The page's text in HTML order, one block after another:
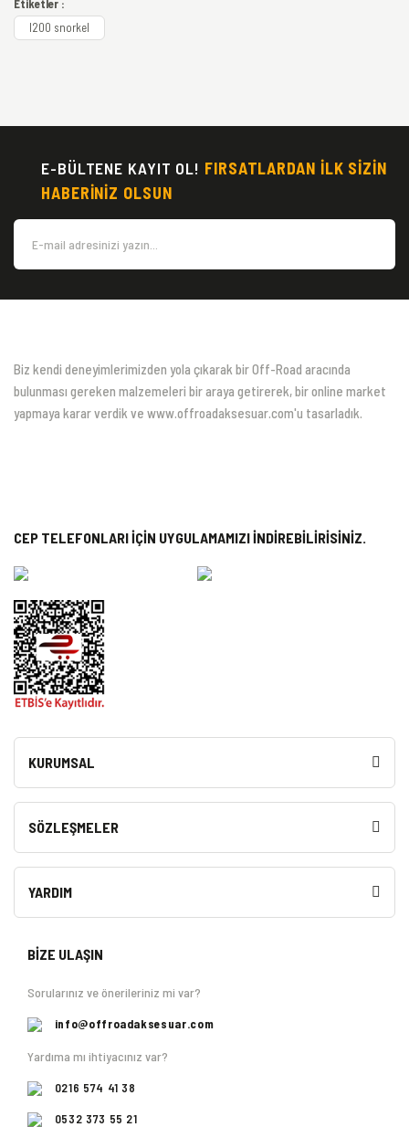
Etiketler :
l200 snorkel
E-BÜLTENE KAYIT OL! FIRSATLARDAN İLK SİZİN
HABERİNİZ OLSUN
Biz kendi deneyimlerimizden yola çıkarak bir Off-Road aracında
bulunması gereken malzemeleri bir araya getirerek, bir online market
yapmaya karar verdik ve www.offroadaksesuar.com'u tasarladık.
CEP TELEFONLARI İÇİN UYGULAMAMIZI İNDİREBİLİRİSİNİZ.
KURUMSAL
SÖZLEŞMELER
YARDIM
BİZE ULAŞIN
Sorularınız ve önerileriniz mi var?
info@offroadaksesuar.com
Yardıma mı ihtiyacınız var?
0216 574 41 38
0532 373 55 21